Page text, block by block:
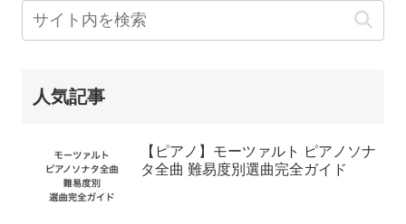
人気記事
【ピアノ】モーツァルト ピアノソナ
タ全曲 難易度別選曲完全ガイド